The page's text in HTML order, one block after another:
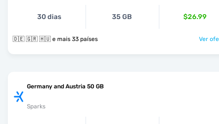
30 dias 35 GB $26.99
🇩🇪 🇬🇷 🇭🇺 e mais 33 países Ver
Germany and Austria 50 GB
Sparks